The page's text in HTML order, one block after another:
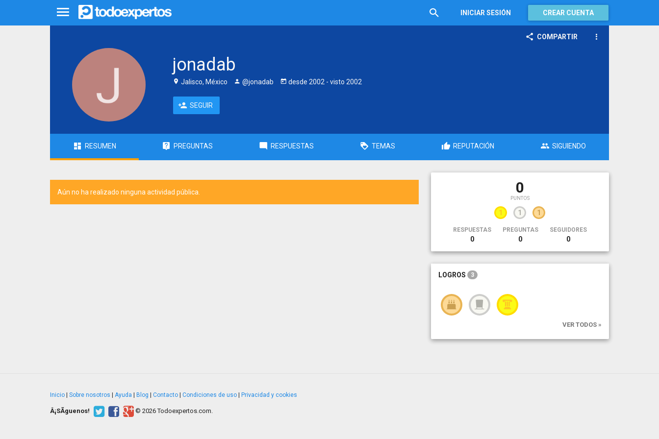
INICIAR SESIÓN CREAR CUENTA
COMPARTIR
jonadab
Jalisco, México @jonadab desde 2002 - visto 2002
SEGUIR
RESUMEN PREGUNTAS RESPUESTAS TEMAS REPUTACIÓN SIGUIENDO
Aún no ha realizado ninguna actividad pública. 0
PUNTOS
1 1 1
RESPUESTAS
0
PREGUNTAS
0
SEGUIDORES
0
LOGROS 3
VER TODOS »
Inicio Sobre nosotros Ayuda Blog Contacto Condiciones de uso Privacidad y cookies
Â¡SÃ­guenos! © 2026 Todoexpertos.com.